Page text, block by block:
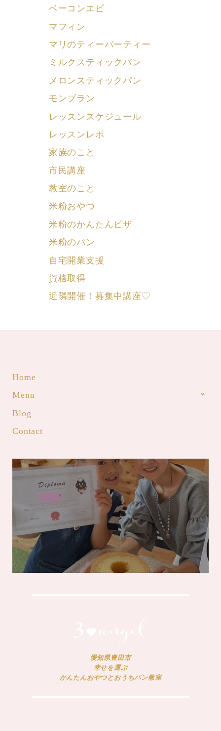
ベーコンエピ
マフィン
マリのティーパーティー
ミルクスティックパン
メロンスティックパン
モンブラン
レッスンスケジュール
レッスンレポ
家族のこと
市民講座
教室のこと
米粉おやつ
米粉のかんたんピザ
米粉のパン
自宅開業支援
資格取得
近隣開催！募集中講座♡
Home
Menu
Blog
Contact
【開催！認定！】米粉かんたんシフ
ォンマイスターJr.
mari 2023年8月11日
READ MORE
愛知県豊田市
幸せを運ぶ
かんたんおやつとおうちパン教室